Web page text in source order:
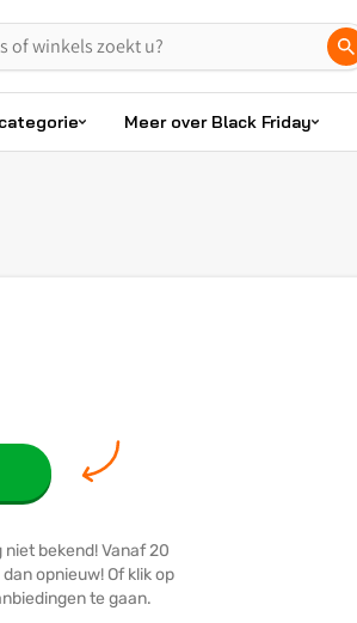
Meer over Black Friday
bekend! Vanaf 20
opnieuw! Of klik op
te gaan.